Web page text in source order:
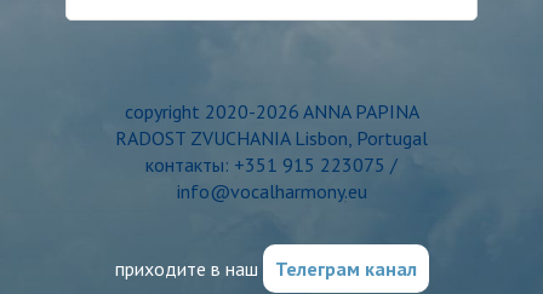
copyright 2020-2026 ANNA PAPINA
RADOST ZVUCHANIA Lisbon, Portugal
контакты: +351 915 223075 /
info@vocalharmony.eu
приходите в наш Телеграм канал